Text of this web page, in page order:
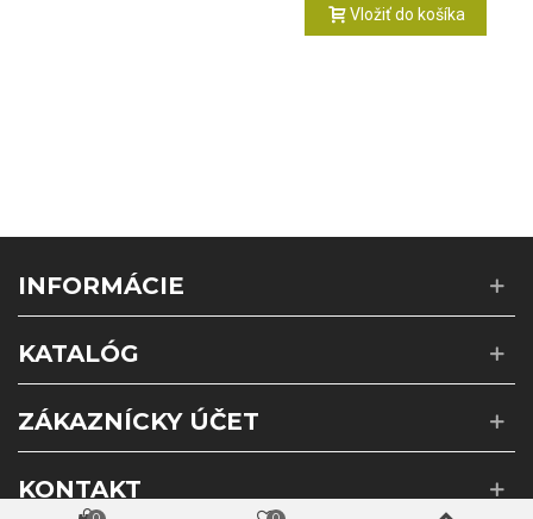
Vložiť do košíka
INFORMÁCIE
KATALÓG
ZÁKAZNÍCKY ÚČET
KONTAKT